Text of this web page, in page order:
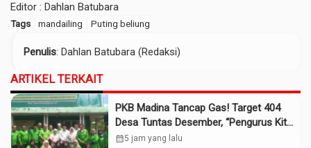
Editor : Dahlan Batubara
Tags mandailing Puting beliung
Penulis: Dahlan Batubara (Redaksi)
ARTIKEL TERKAIT
PKB Madina Tancap Gas! Target 404
Desa Tuntas Desember, “Pengurus Kita
Adalah Tokoh”
calendar_month5 jam yang lalu